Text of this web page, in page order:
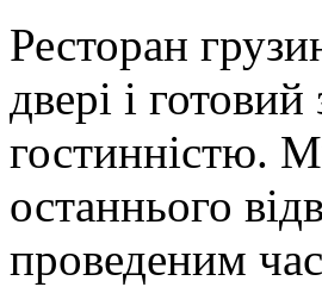
Ресторан
двері і
гостинністю.
останнього
проведеним